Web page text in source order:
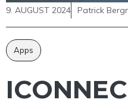
9. AUGUST 2024 Patrick
Apps